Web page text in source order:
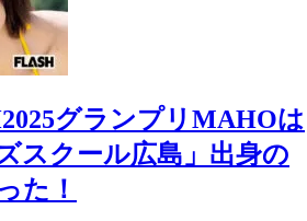
グランプリMAHOは
スクール広島」出身の
た！